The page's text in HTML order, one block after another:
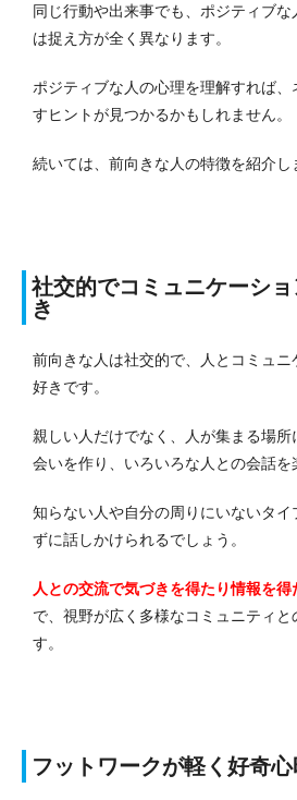
同じ行動や出来事でも、ポジティブ
は捉え方が全く異なります。
ポジティブな人の心理を理解すれば、
すヒントが見つかるかもしれません。
続いては、前向きな人の特徴を紹介し
社交的でコミュニケーシ
き
前向きな人は社交的で、人とコミュ
好きです。
親しい人だけでなく、人が集まる場所
会いを作り、いろいろな人との会話を
知らない人や自分の周りにいないタ
ずに話しかけられるでしょう。
人との交流で気づきを得たり情報を
で、視野が広く多様なコミュニティと
す。
フットワークが軽く好奇